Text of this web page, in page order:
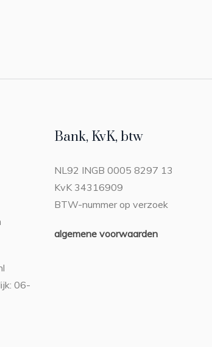
06-
Bank, KvK, btw
NL92 INGB 0005 8297 13
KvK 34316909
BTW-nummer op verzoek
algemene voorwaarden